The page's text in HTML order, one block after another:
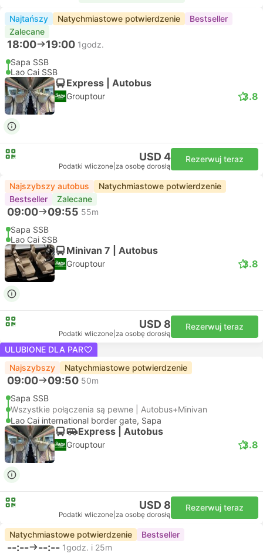
Najtańszy Natychmiastowe potwierdzenie
Bestseller
Zalecane
18:00 19:00 1godz.
Sapa SSB
Lao Cai SSB
Express | Autobus
Grouptour 3.8
USD 4
Podatki wliczone za osobę dorosłą
Rezerwuj teraz
Najszybszy autobus
Natychmiastowe potwierdzenie
Bestseller
Zalecane
09:00 09:55 55m
Sapa SSB
Lao Cai SSB
Minivan 7 | Autobus
Grouptour 3.8
USD 8
Podatki wliczone za osobę dorosłą
Rezerwuj teraz
ULUBIONE DLA PAR
Najszybszy
Natychmiastowe potwierdzenie
09:00 09:50 50m
Sapa SSB
Wszystkie połączenia są pewne | Autobus+Minivan
Lao Cai international border gate, Sapa
Express | Autobus
Grouptour 3.8
USD 8
Podatki wliczone za osobę dorosłą
Rezerwuj teraz
Natychmiastowe potwierdzenie Bestseller
--:-- --:-- 1godz. i 25m